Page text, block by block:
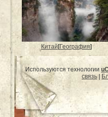
Китай [География]
Используются технологии
связь